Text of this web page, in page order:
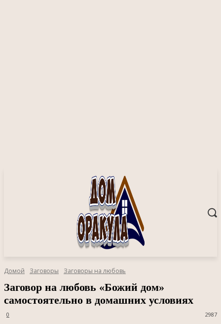
Домой Заговоры Заговоры на любовь
Заговор на любовь «Божий дом»
самостоятельно в домашних условиях
2987
0